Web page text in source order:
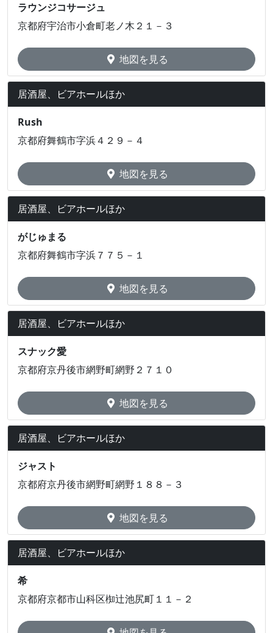
ラウンジコサージュ
京都府宇治市小倉町老ノ木２１－３
地図を見る
居酒屋、ビアホールほか
Rush
京都府舞鶴市字浜４２９－４
地図を見る
居酒屋、ビアホールほか
がじゅまる
京都府舞鶴市字浜７７５－１
地図を見る
居酒屋、ビアホールほか
スナック愛
京都府京丹後市網野町網野２７１０
地図を見る
居酒屋、ビアホールほか
ジャスト
京都府京丹後市網野町網野１８８－３
地図を見る
居酒屋、ビアホールほか
希
京都府京都市山科区椥辻池尻町１１－２